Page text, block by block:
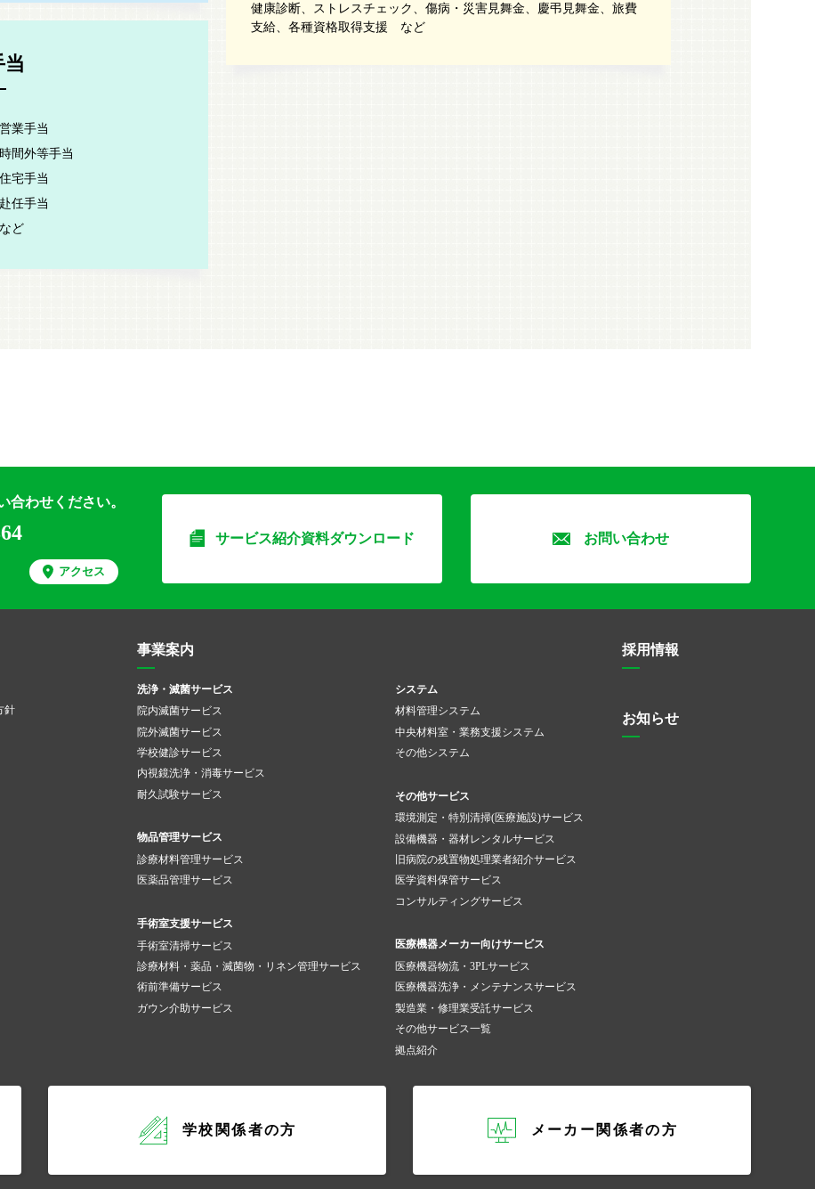
営業手当
時間外等手当
住宅手当
赴任手当
など
健康診断、ストレスチェック、傷病・災害見舞金、慶弔見舞金、旅費
支給、各種資格取得支援 など
合わせください。
アクセス
サービス紹介資料ダウンロード お問い合わせ
針
事業案内
洗浄・滅菌サービス
院内滅菌サービス
院外滅菌サービス
学校健診サービス
内視鏡洗浄・消毒サービス
耐久試験サービス
物品管理サービス
診療材料管理サービス
医薬品管理サービス
手術室支援サービス
手術室清掃サービス
診療材料・薬品・滅菌物・リネン管理サービス
術前準備サービス
ガウン介助サービス
システム
材料管理システム
中央材料室・業務支援システム
その他システム
その他サービス
環境測定・特別清掃(医療施設)サービス
設備機器・器材レンタルサービス
旧病院の残置物処理業者紹介サービス
医学資料保管サービス
コンサルティングサービス
医療機器メーカー向けサービス
医療機器物流・3PLサービス
医療機器洗浄・メンテナンスサービス
製造業・修理業受託サービス
その他サービス一覧
拠点紹介
採用情報
お知らせ
学校関係者の方 メーカー関係者の方